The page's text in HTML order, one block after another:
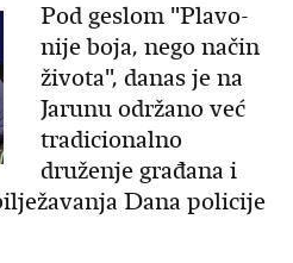
Pod geslom "Plavo-
nije boja, nego način
života", danas je na
Jarunu održano već
tradicionalno
druženje građana i
Dana policije